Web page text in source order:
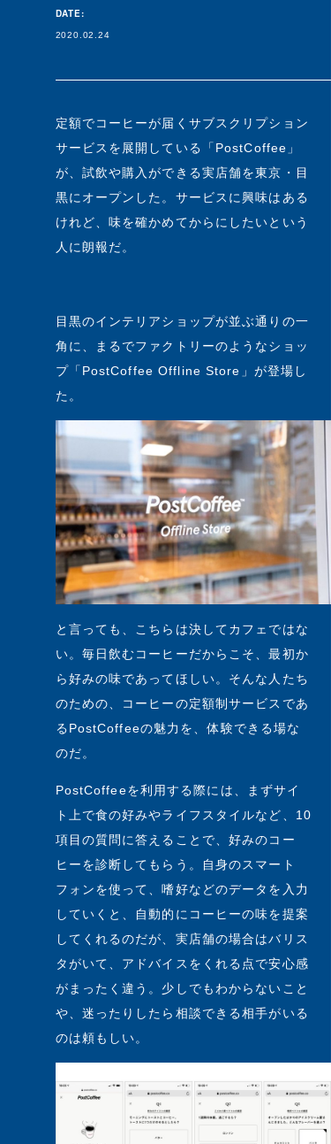
DATE:
2020.02.24
定額でコーヒーが届くサブスクリプション
サービスを展開している「PostCoffee」
が、試飲や購入ができる実店舗を東京・目
黒にオープンした。サービスに興味はある
けれど、味を確かめてからにしたいという
人に朗報だ。
目黒のインテリアショップが並ぶ通りの一
角に、まるでファクトリーのようなショッ
プ「PostCoffee Offline Store」が登場し
た。
と言っても、こちらは決してカフェではな
い。毎日飲むコーヒーだからこそ、最初か
ら好みの味であってほしい。そんな人たち
のための、コーヒーの定額制サービスであ
るPostCoffeeの魅力を、体験できる場な
のだ。
PostCoffeeを利用する際には、まずサイ
ト上で食の好みやライフスタイルなど、10
項目の質問に答えることで、好みのコー
ヒーを診断してもらう。自身のスマート
フォンを使って、嗜好などのデータを入力
していくと、自動的にコーヒーの味を提案
してくれるのだが、実店舗の場合はバリス
タがいて、アドバイスをくれる点で安心感
がまったく違う。少しでもわからないこと
や、迷ったりしたら相談できる相手がいる
のは頼もしい。